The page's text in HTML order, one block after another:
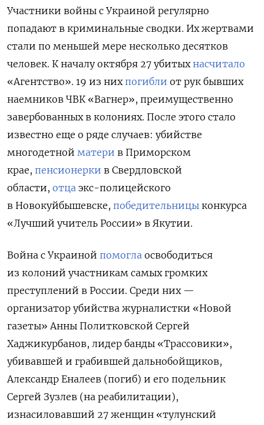
Участники войны с Украиной регулярно
попадают в криминальные сводки. Их жертвами
стали по меньшей мере несколько десятков
человек. К началу октября 27 убитыхнасчитало
«Агентство». 19 из них погибли от рук бывших
наемников ЧВК «Вагнер», преимущественно
завербованных в колониях. После этого стало
известно еще о ряде случаев: убийстве
многодетной матери в Приморском
крае, пенсионерки в Свердловской
области, отца экс-полицейского
в Новокуйбышевске, победительницы конкурса
«Лучший учитель России» в Якутии.
Война с Украиной помогла освободиться
из колоний участникам самых громких
преступлений в России. Среди них —
организатор убийства журналистки «Новой
газеты» Анны Политковской Сергей
Хаджикурбанов, лидер банды «Трассовики»,
убивавшей и грабившей дальнобойщиков,
Александр Еналеев (погиб) и его подельник
Сергей Зузлев (на реабилитации),
изнасиловавший 27 женщин «тулунский